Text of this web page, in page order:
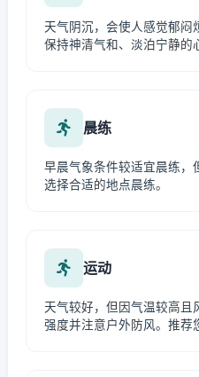
天气阴沉，会使人感觉郁闷
保持神清气和、淡泊宁静的
晨练
早晨气象条件较适宜晨练，
选择合适的地点晨练。
运动
天气较好，但因气温较高且
强度并注意户外防风。推荐